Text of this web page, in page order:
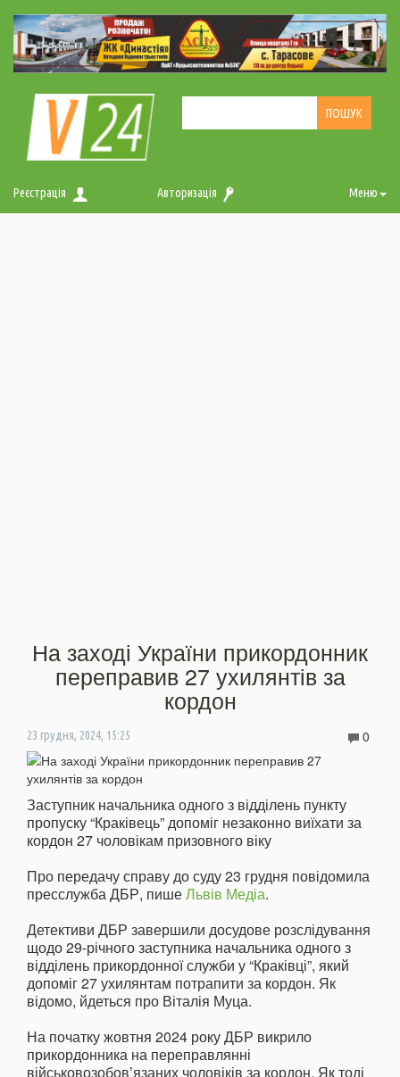
Реєстрація Авторизація Меню
На заході України прикордонник
переправив 27 ухилянтів за
кордон
23 грудня, 2024, 15:25 0
Заступник начальника одного з відділень пункту
пропуску “Краківець” допоміг незаконно виїхати за
кордон 27 чоловікам призовного віку
Про передачу справу до суду 23 грудня повідомила
пресслужба ДБР, пишеЛьвів Медіа.
Детективи ДБР завершили досудове розслідування
щодо 29-річного заступника начальника одного з
відділень прикордонної служби у “Краківці”, який
допоміг 27 ухилянтам потрапити за кордон. Як
відомо, йдеться про Віталія Муца.
На початку жовтня 2024 року ДБР викрило
прикордонника на переправлянні
військовозобовʼязаних чоловіків за кордон. Як тоді